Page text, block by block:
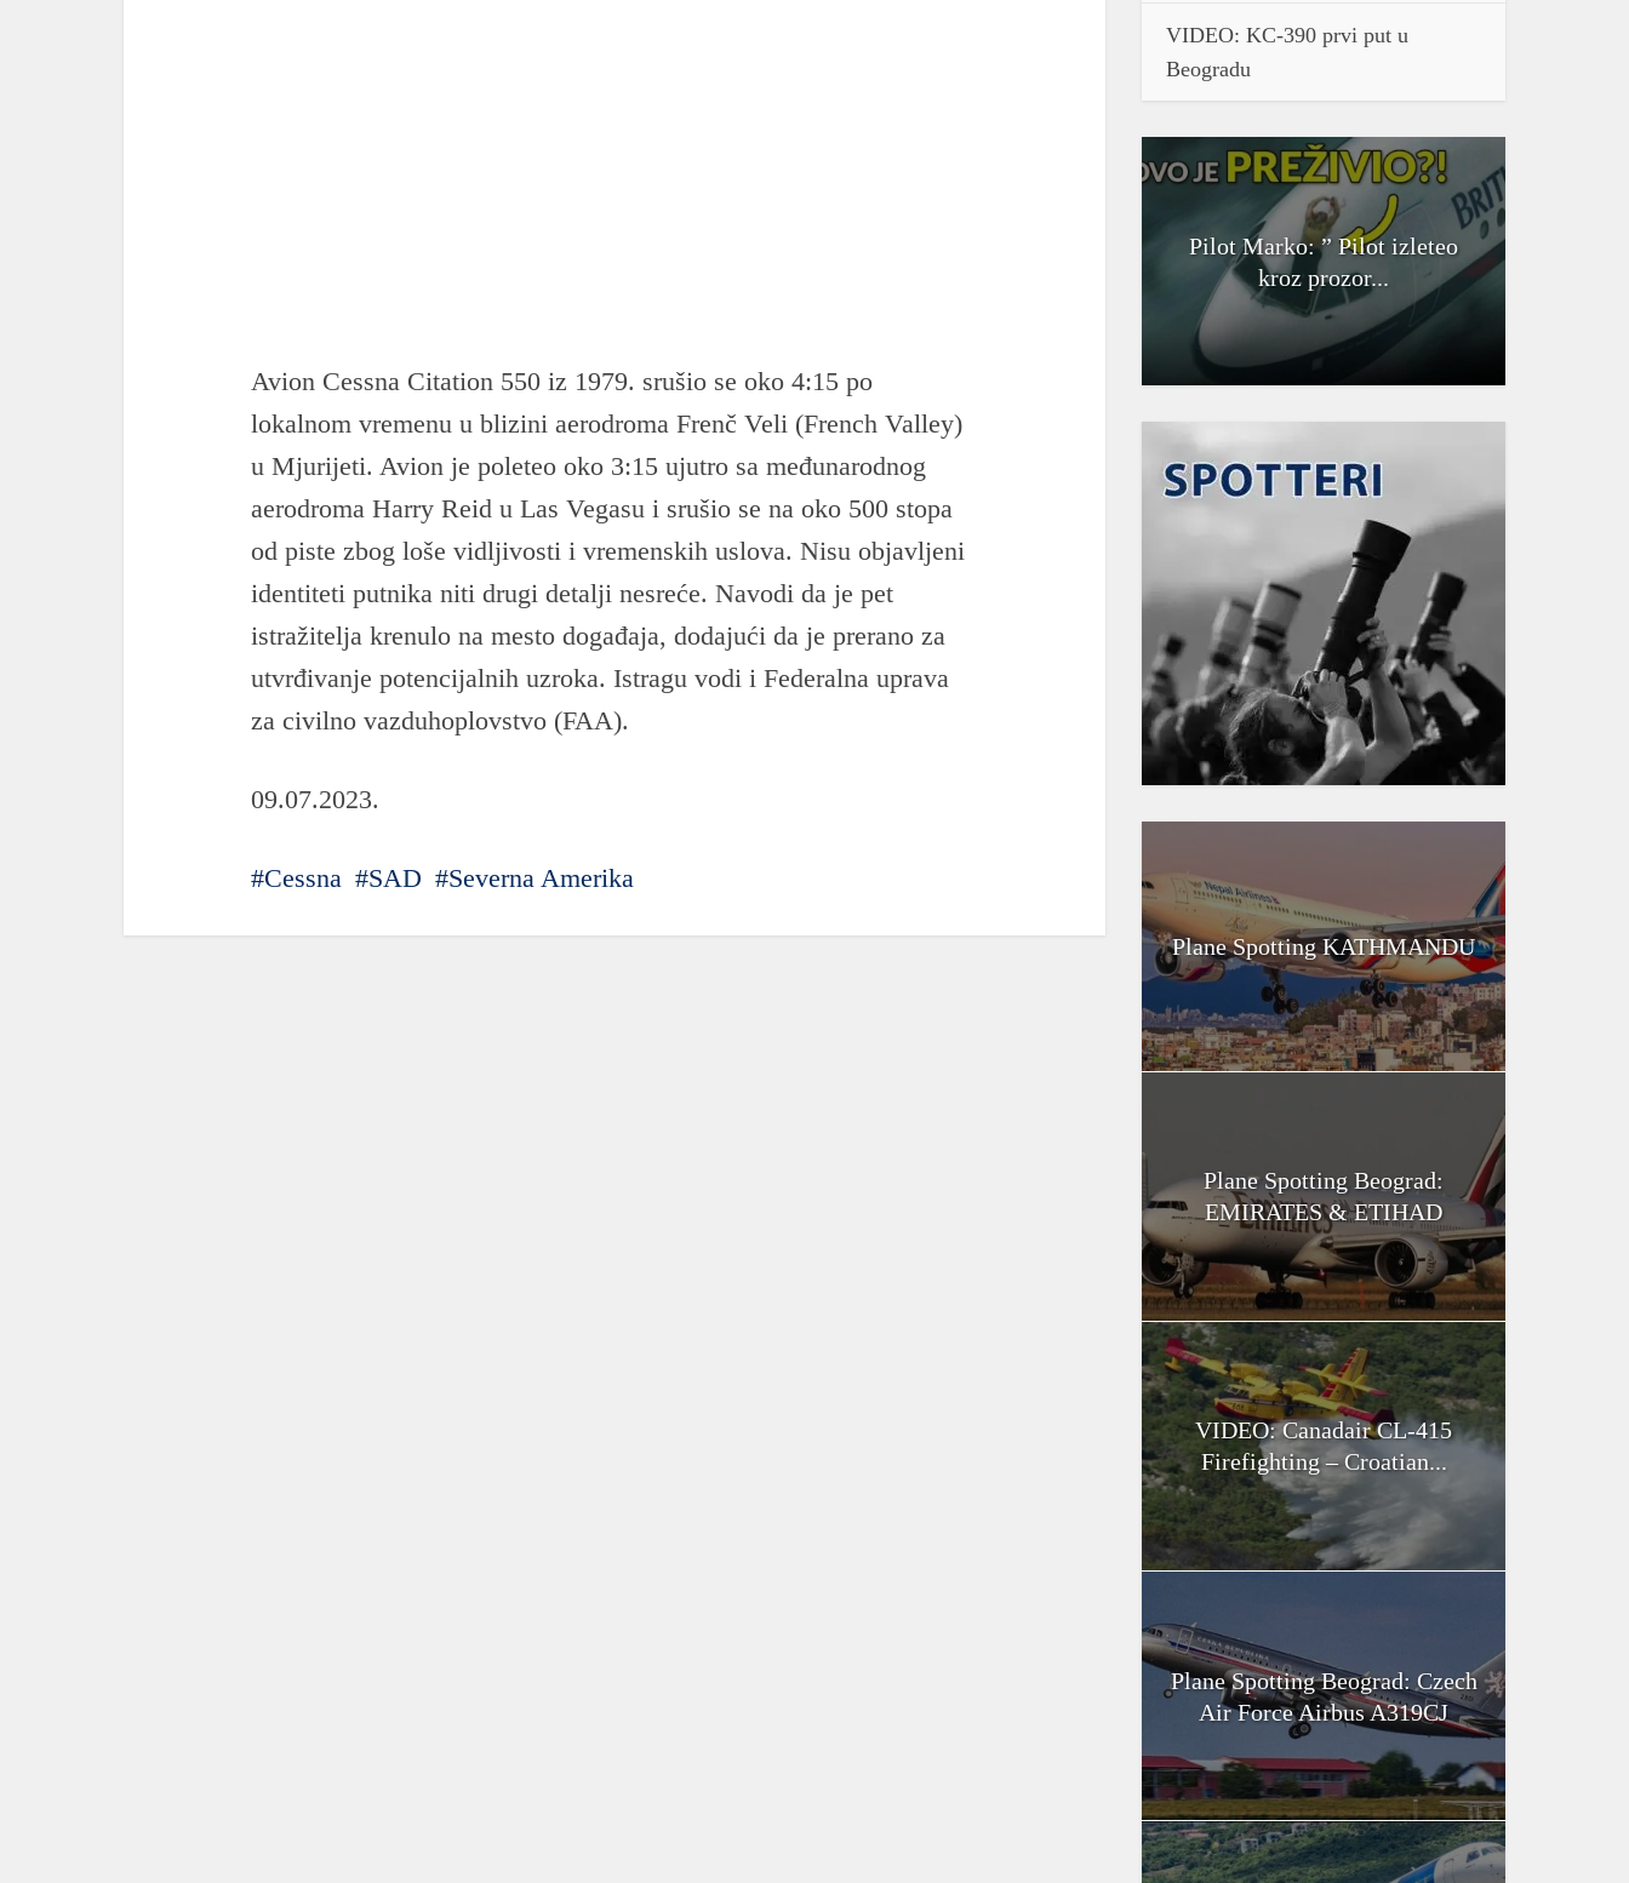
Avion Cessna Citation 550 iz 1979. srušio se oko 4:15 po
lokalnom vremenu u blizini aerodroma Frenč Veli (French Valley)
u Mjurijeti. Avion je poleteo oko 3:15 ujutro sa međunarodnog
aerodroma Harry Reid u Las Vegasu i srušio se na oko 500 stopa
od piste zbog loše vidljivosti i vremenskih uslova. Nisu objavljeni
identiteti putnika niti drugi detalji nesreće. Navodi da je pet
istražitelja krenulo na mesto događaja, dodajući da je prerano za
utvrđivanje potencijalnih uzroka. Istragu vodi i Federalna uprava
za civilno vazduhoplovstvo (FAA).
09.07.2023.
Cessna SAD Severna Amerika
VIDEO: KC-390 prvi put u
Beogradu
Pilot Marko: ” Pilot izleteo
kroz prozor...
Plane Spotting KATHMANDU
Plane Spotting Beograd:
EMIRATES & ETIHAD
VIDEO: Canadair CL-415
Firefighting – Croatian...
Plane Spotting Beograd: Czech
Air Force Airbus A319CJ